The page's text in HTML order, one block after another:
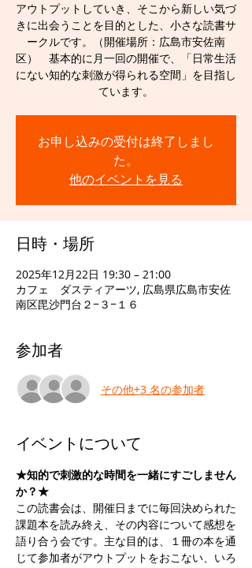
アウトプットしていき、そこから新しい気づ
きに出会うことを目的とした、小さな読書サ
ークルです。（開催場所：広島市安佐南
区） 基本的に月一回の開催で、「日常生活
にない知的な刺激が得られる空間」を目指し
ています。
お申し込みの受付は終了しまし
た。
他のイベントを見る
日時・場所
2025年12月22日 19:30 – 21:00
カフェ ダスティアーツ, 広島県広島市安佐
南区毘沙門台２−３−１６
参加者
その他+3 名の参加者
イベントについて
★知的で刺激的な時間を一緒にすごしません
か？★
この読書会は、開催日までに毎回決められた
課題本を読み終え、その内容について感想を
語り合う会です。主な目的は、１冊の本を通
じて参加者がアウトプットをおこない、いろ